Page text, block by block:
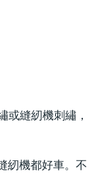
或縫紉機刺繡，
紉機都好車。不